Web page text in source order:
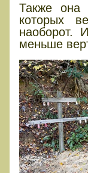
Также она
которых
наоборот.
меньше